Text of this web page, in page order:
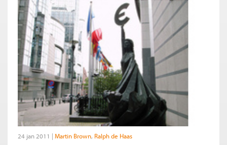
24 jan 2011 Martin Brown Ralph de Haas